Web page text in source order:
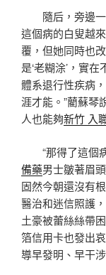
隨后，旁邊
這個病的白叟越
覆，但她同時也
是‘老糊涂’，實在
體系退行性疾病
涯才能。”藺蘇琴
人也能夠新竹 入
“那得了這個
備藥男士皺著眉
固然今朝還沒有
醫治和迷信照護
土豪被蕾絲絲帶
箔信用卡也發出
導早發明、早干